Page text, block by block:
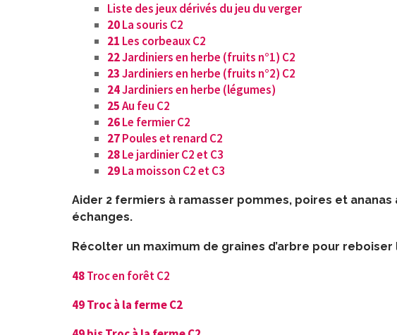
Liste des jeux dérivés du jeu du verger
20La souris C2
21 Les corbeaux C2
22Jardiniers en herbe (fruits n°1) C2
23Jardiniers en herbe (fruits n°2) C2
24Jardiniers en herbe (légumes)
25Au feu C2
26Le fermier C2
27Poules et renard C2
28Le jardinier C2 et C3
29La moisson C2 et C3
Aider 2 fermiers à ramasser pommes, poires et
échanges.
Récolter un maximum de graines d’arbre pour
48Troc en forêt C2
49Troc à la ferme C2